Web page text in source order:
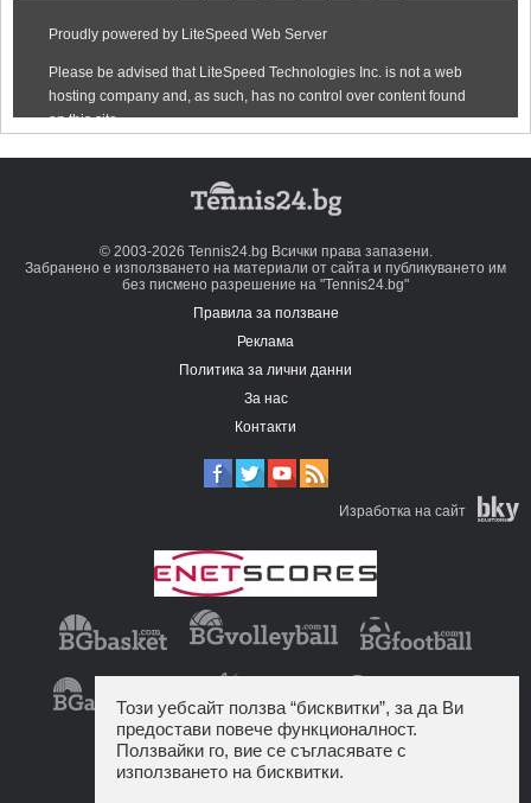
© 2003-2026 Tennis24.bg Всички права запазени.
Забранено е използването на материали от сайта и публикуването им
без писмено разрешение на "Tennis24.bg"
Правила за ползване
Реклама
Политика за лични данни
За нас
Контакти
Изработка на сайт
Този уебсайт ползва “бисквитки”, за да Ви
предостави повече функционалност.
Ползвайки го, вие се съгласявате с
използването на бисквитки.